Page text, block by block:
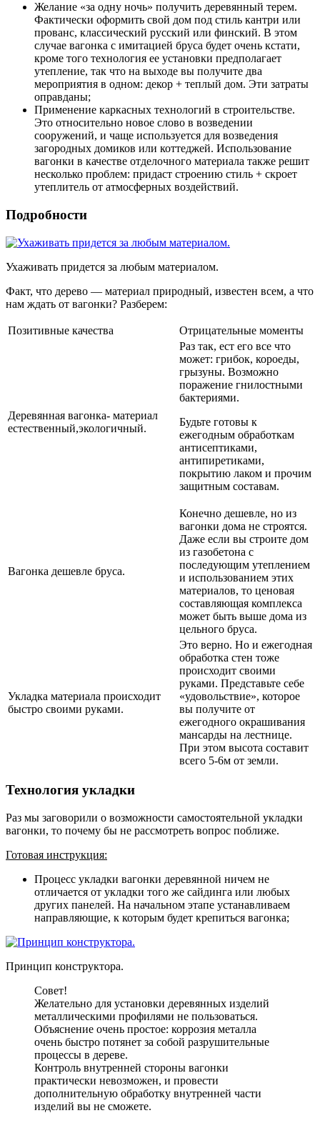
Желание «за одну ночь» получить деревянный терем.
Фактически оформить свой дом под стиль кантри или
прованс, классический русский или финский. В этом
случае вагонка с имитацией бруса будет очень кстати,
кроме того технология ее установки предполагает
утепление, так что на выходе вы получите два
мероприятия в одном: декор + теплый дом. Эти затраты
оправданы;
Применение каркасных технологий в строительстве.
Это относительно новое слово в возведении
сооружений, и чаще используется для возведения
загородных домиков или коттеджей. Использование
вагонки в качестве отделочного материала также решит
несколько проблем: придаст строению стиль + скроет
утеплитель от атмосферных воздействий.
Подробности
Ухаживать придется за любым материалом.
Факт, что дерево — материал природный, известен всем, а что
нам ждать от вагонки? Разберем:
Позитивные качества Отрицательные моменты
Деревянная вагонка- материал
естественный,экологичный.
Раз так, ест его все что
может: грибок, короеды,
грызуны. Возможно
поражение гнилостными
бактериями.
Будьте готовы к
ежегодным обработкам
антисептиками,
антипиретиками,
покрытию лаком и прочим
защитным составам.
Вагонка дешевле бруса.
Конечно дешевле, но из
вагонки дома не строятся.
Даже если вы строите дом
из газобетона с
последующим утеплением
и использованием этих
материалов, то ценовая
составляющая комплекса
может быть выше дома из
цельного бруса.
Укладка материала происходит
быстро своими руками.
Это верно. Но и ежегодная
обработка стен тоже
происходит своими
руками. Представьте себе
«удовольствие», которое
вы получите от
ежегодного окрашивания
мансарды на лестнице.
При этом высота составит
всего 5-6м от земли.
Технология укладки
Раз мы заговорили о возможности самостоятельной укладки
вагонки, то почему бы не рассмотреть вопрос поближе.
Готовая инструкция:
Процесс укладки вагонки деревянной ничем не
отличается от укладки того же сайдинга или любых
других панелей. На начальном этапе устанавливаем
направляющие, к которым будет крепиться вагонка;
Принцип конструктора.
Совет!
Желательно для установки деревянных изделий
металлическими профилями не пользоваться.
Объяснение очень простое: коррозия металла
очень быстро потянет за собой разрушительные
процессы в дереве.
Контроль внутренней стороны вагонки
практически невозможен, и провести
дополнительную обработку внутренней части
изделий вы не сможете.